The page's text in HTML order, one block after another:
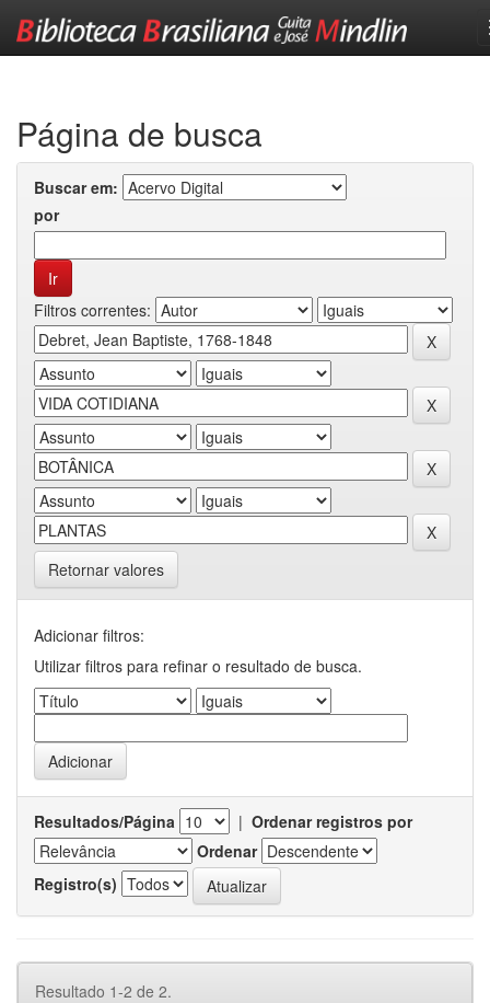
Página de busca
Buscar em:
por
Filtros correntes:
Retornar valores
Adicionar filtros:
Utilizar filtros para refinar o resultado de busca.
Resultados/Página | Ordenar registros por
Ordenar
Registro(s)
Resultado 1-2 de 2.